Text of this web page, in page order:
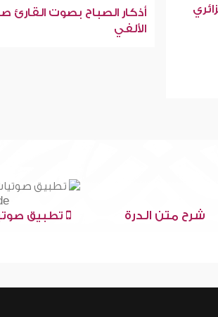
أذكار الصباح بصوت القارئ
الألفي
شرح متن الدرة تطبيق